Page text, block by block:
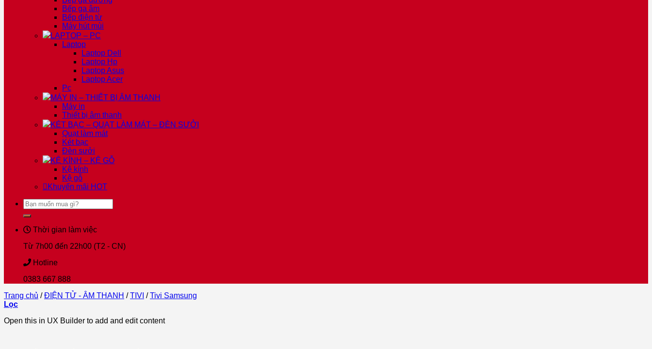
Bếp ga âm
Bếp điện từ
Máy hút mùi
LAPTOP – PC
Laptop
Laptop Dell
Laptop Hp
Laptop Asus
Laptop Acer
Pc
MÁY IN – THIẾT BỊ ÂM THANH
Máy in
Thiết bị âm thanh
KÉT BẠC – QUẠT LÀM MÁT – ĐÈN SƯỞI
Quạt làm mát
Két bạc
Đèn sưởi
KỆ KÍNH – KỆ GỖ
Kệ kính
Kệ gỗ
Khuyến mãi HOT
Tìm
kiếm:
Thời gian làm việc
Từ 7h00 đến 22h00 (T2 - CN)
Hotline
0383 667 888
Trang chủ / ĐIỆN TỬ - ÂM THANH / TIVI / Tivi Samsung
Lọc
Open this in UX Builder to add and edit content